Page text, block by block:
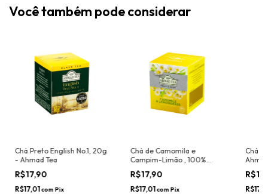
Você também pode considerar
Chá Preto English No.1, 20g
- Ahmad Tea
R$17,90
R$17,01com Pix
Chá de Camomila e
Campim-Limão , 100%
Natural, Sem Cafeína, 20g
- Ahmad Tea
R$17,90
R$17,01com Pix
Chá